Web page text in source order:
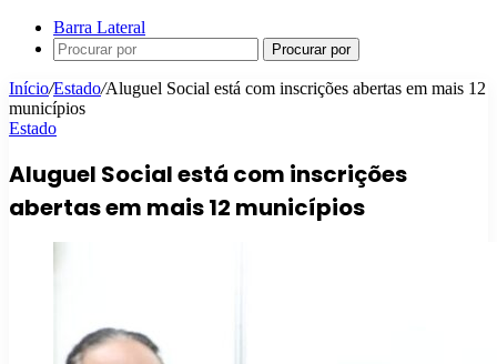
Barra Lateral
Procurar por
Início/Estado/Aluguel Social está com inscrições abertas em mais 12
municípios
Estado
Aluguel Social está com inscrições
abertas em mais 12 municípios